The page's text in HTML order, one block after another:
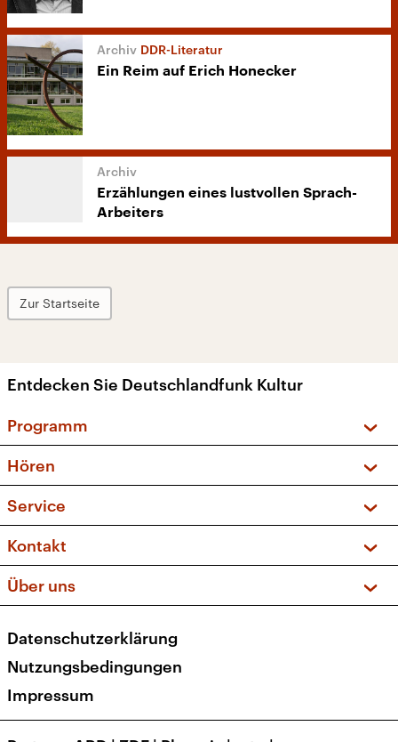
DDR-Literatur
Ein Reim auf Erich Honecker
Erzählungen eines lustvollen Sprach-
Arbeiters
Zur Startseite
Entdecken Sie Deutschlandfunk Kultur
Programm
Sendungen und Podcasts
Musikliste
Kakadu – Das Kinderprogramm
Hören
Frequenzen (UKW + DAB+)
Service
FAQ
Apps
Newsletter
Veranstaltungen
Kontakt
Social Media
Über uns
Presse
Karriere
Transparenz
Datenschutzerklärung
Nutzungsbedingungen
Impressum